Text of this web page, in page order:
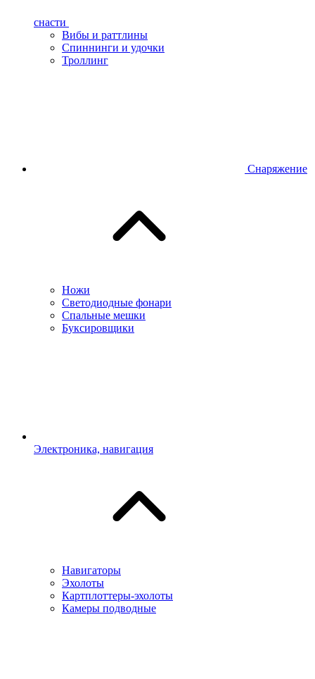
снасти
Вибы и раттлины
Спиннинги и удочки
Троллинг
Снаряжение
Ножи
Светодиодные фонари
Спальные мешки
Буксировщики
Электроника, навигация
Навигаторы
Эхолоты
Картплоттеры-эхолоты
Камеры подводные